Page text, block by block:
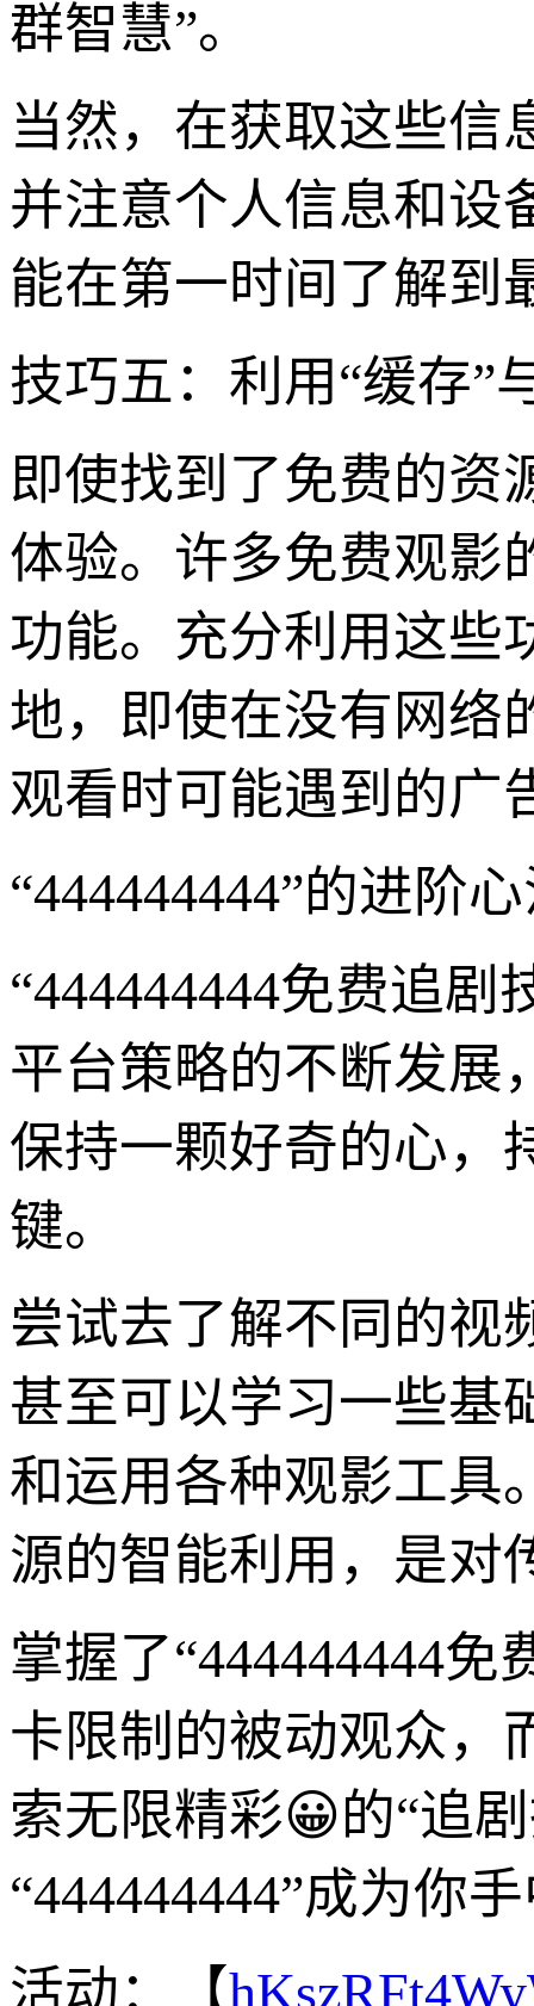
群智慧”。
当然，在获取这些信
并注意个人信息和设
能在第一时间了解到
技巧五：利用“缓存”
即使找到了免费的资
体验。许多免费观影
功能。充分利用这些
地，即使在没有网络
观看时可能遇到的广
“444444444”的进阶
“444444444免费追
平台策略的不断发展
保持一颗好奇的心，
键。
尝试去了解不同的视
甚至可以学习一些基
和运用各种观影工具
源的智能利用，是对
掌握了“444444444
卡限制的被动观众，
索无限精彩😀的“追
“444444444”成为你
活动：【